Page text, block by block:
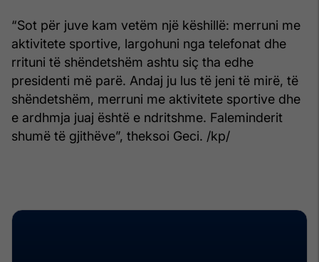
“Sot për juve kam vetëm një këshillë: merruni me
aktivitete sportive, largohuni nga telefonat dhe
rrituni të shëndetshëm ashtu siç tha edhe
presidenti më parë. Andaj ju lus të jeni të mirë, të
shëndetshëm, merruni me aktivitete sportive dhe
e ardhmja juaj është e ndritshme. Faleminderit
shumë të gjithëve”, theksoi Geci. /kp/